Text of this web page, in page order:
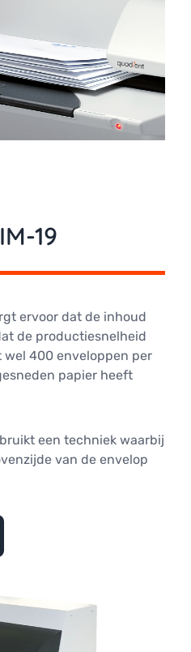
19
ervoor dat de inhoud
de productiesnelheid
wel 400 enveloppen per
papier heeft
een techniek waarbij
van de envelop